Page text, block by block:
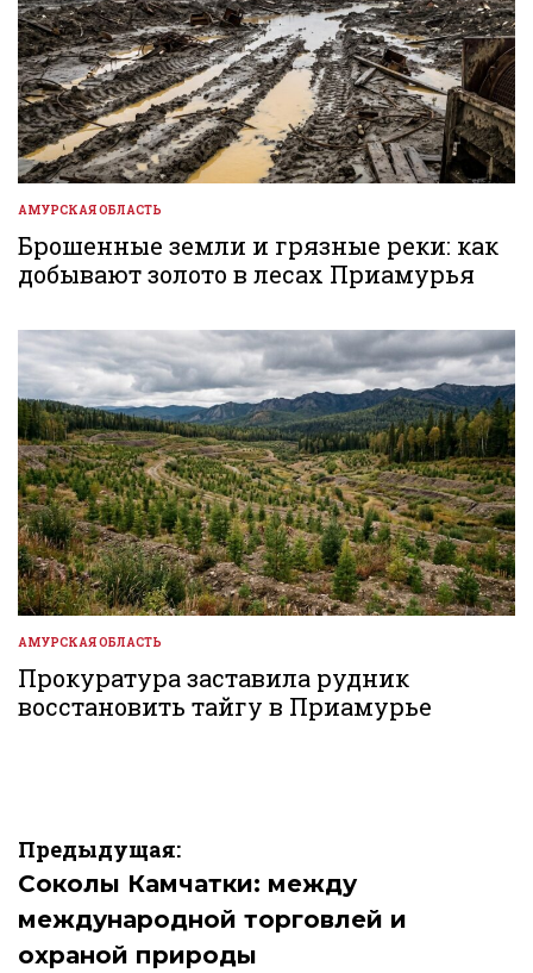
ОПУБЛИКОВАНО
В
АМУРСКАЯ ОБЛАСТЬ
Брошенные земли и грязные реки: как
добывают золото в лесах Приамурья
ОПУБЛИКОВАНО
В
АМУРСКАЯ ОБЛАСТЬ
Прокуратура заставила рудник
восстановить тайгу в Приамурье
Навигация
по
записям
Предыдущая:
Соколы Камчатки: между
международной торговлей и
охраной природы